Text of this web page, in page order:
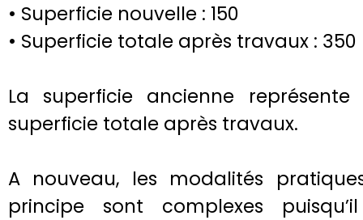
• Superficie nouvelle : 150
• Superficie totale après travaux : 350
La superficie ancienne
superficie totale après travaux.
A nouveau, les modalités
principe sont complexes